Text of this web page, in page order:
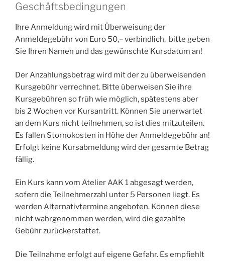
Geschäftsbedingungen
Ihre Anmeldung wird mit Überweisung der
Anmeldegebühr von Euro 50,– verbindlich, bitte geben
Sie Ihren Namen und das gewünschte Kursdatum an!
Der Anzahlungsbetrag wird mit der zu überweisenden
Kursgebühr verrechnet. Bitte überweisen Sie ihre
Kursgebühren so früh wie möglich, spätestens aber
bis 2 Wochen vor Kursantritt. Können Sie unerwartet
an dem Kurs nicht teilnehmen, so ist dies mitzuteilen.
Es fallen Stornokosten in Höhe der Anmeldegebühr an!
Erfolgt keine Kursabmeldung wird der gesamte Betrag
fällig.
Ein Kurs kann vom Atelier AAK 1 abgesagt werden,
sofern die Teilnehmerzahl unter 5 Personen liegt. Es
werden Alternativtermine angeboten. Können diese
nicht wahrgenommen werden, wird die gezahlte
Gebühr zurückerstattet.
Die Teilnahme erfolgt auf eigene Gefahr. Es empfiehlt